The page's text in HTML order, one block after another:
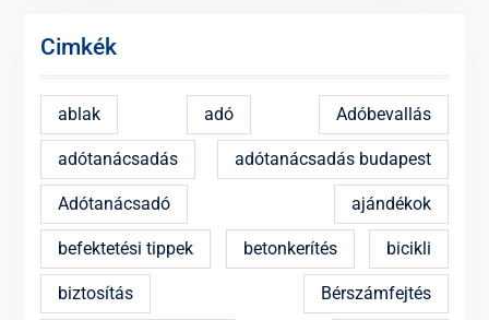
Cimkék
ablak adó Adóbevallás
adótanácsadás adótanácsadás budapest
Adótanácsadó ajándékok
befektetési tippek betonkerítés bicikli
biztosítás Bérszámfejtés